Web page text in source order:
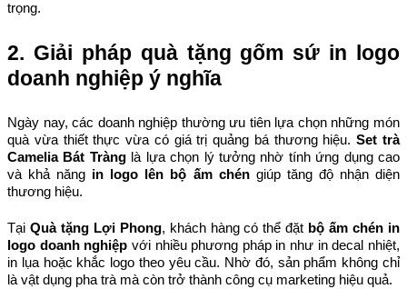
trọng.
2. Giải pháp quà tặng gốm sứ in logo
doanh nghiệp ý nghĩa
Ngày nay, các doanh nghiệp thường ưu tiên lựa chọn những món
quà vừa thiết thực vừa có giá trị quảng bá thương hiệu. Set trà
Camelia Bát Tràng là lựa chọn lý tưởng nhờ tính ứng dụng cao
và khả năng in logo lên bộ ấm chén giúp tăng độ nhận diện
thương hiệu.
Tại Quà tặng Lợi Phong, khách hàng có thể đặt bộ ấm chén in
logo doanh nghiệp với nhiều phương pháp in như in decal nhiệt,
in lụa hoặc khắc logo theo yêu cầu. Nhờ đó, sản phẩm không chỉ
là vật dụng pha trà mà còn trở thành công cụ marketing hiệu quả.